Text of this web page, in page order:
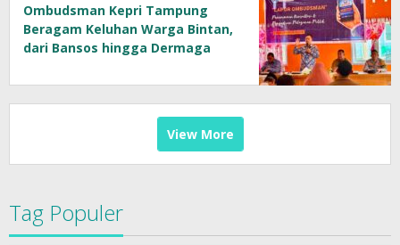
Ombudsman Kepri Tampung
Beragam Keluhan Warga Bintan,
dari Bansos hingga Dermaga
View More
Tag Populer